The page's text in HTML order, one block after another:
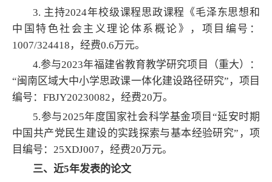
3. 主持2024年校级课程思政课程《毛泽东思想和
中国特色社会主义理论体系概论》，项目编号：
1007/324418，经费0.6万元。
4.参与2023年福建省教育教学研究项目（重大）：
“闽南区域大中小学思政课一体化建设路径研究”，项目
编号：FBJY20230082，经费20万。
5.参与2025年度国家社会科学基金项目“延安时期
中国共产党民生建设的实践探索与基本经验研究”，项
目编号：25XDJ007，经费20万元。
三、近5年发表的论文